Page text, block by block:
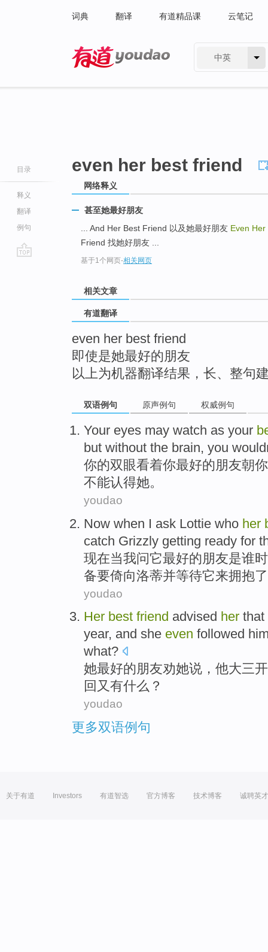
词典 翻译 有道精品课 云笔记
中英
目录
释义
翻译
例句
even her best friend
网络释义
甚至她最好朋友
... And Her Best Friend 以及她最好朋友 Even
Friend 找她好朋友 ...
基于1个网页-相关网页
相关文章
有道翻译
even her best friend
即使是她最好的朋友
以上为机器翻译结果，长、整句
双语例句 原声例句 权威例句
Your eyes may watch as your
but without the brain, you
你的双眼看着你最好的 朋友朝你
不能认得她。
youdao
Now when I ask Lottie who her
catch Grizzly getting ready for
现在当我问它最好的 朋友是谁
备要倚向洛蒂并等待它来拥抱
youdao
Her best friend advised her that
year, and she even followed
what?
她最好的朋友劝她说， 他大三
回又有什么 ？
youdao
更多双语例句
关于有道 Investors 有道智选 官方博客 技术博客 诚聘英才